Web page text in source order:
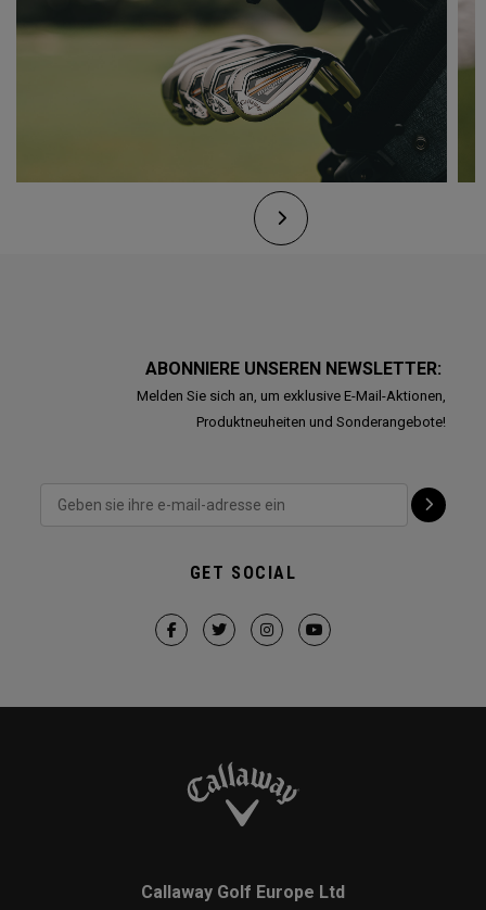
ABONNIERE UNSEREN NEWSLETTER:
Melden Sie sich an, um exklusive E-Mail-Aktionen,
Produktneuheiten und Sonderangebote!
GET SOCIAL
Callaway Golf Europe Ltd